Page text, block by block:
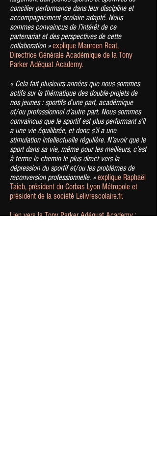
concilier performance dans leur discipline et
accompagnement scolaire adapté. Nous
sommes convaincus de l’intérêt de ce
partenariat et des perspectives de cette
collaboration »explique Maureen Reat,
Directrice Générale Académique de la Tony
Parker Adéquat Academy.
« Cela fait plusieurs années que nous sommes
actifs sur la thématique des double-projets de
nos jeunes : sportifs d’une part, académique
et/ou professionnel d’autre part. Nous sommes
convaincus que le sportif est plus performant s’il
a une vie équilibrée, et donc s’il a une
stimulation intellectuelle régulière. N’avoir que le
sport dans sa vie, même pour les meilleurs, c’est
à terme le chemin le plus direct vers la
dépression du sportif et/ou les problèmes de
reconversion professionnelle. »explique Raphaël
Taieb, président du Corbas Lyon Métropole et
président de la société Lelivrescolaire.fr.
Lien vers la Tony Parker Adéquat Academy :